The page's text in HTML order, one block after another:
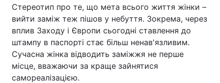
Стереотип про те, що мета всього життя жінки –
вийти заміж теж пішов у небуття. Зокрема, через
вплив Заходу і Європи сьогодні ставлення до
штампу в паспорті стає більш ненав'язливим.
Сучасна жінка відводить заміжжя не перше
місце, вважаючи за краще зайнятися
самореалізацією.